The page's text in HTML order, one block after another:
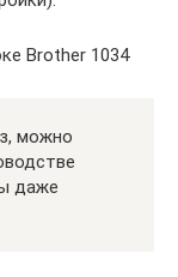
Brother 1034
можно
даже